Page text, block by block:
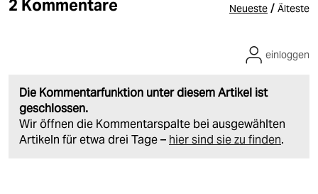
2 Kommentare Neueste / Älteste
Die Kommentarfunktion unter diesem Artikel ist
geschlossen.
Wir öffnen die Kommentarspalte bei ausgewählten
Artikeln für etwa drei Tage – hier sind sie zu finden.
einloggen